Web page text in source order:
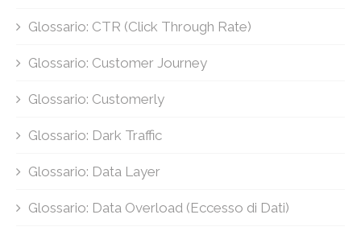
Glossario: CTR (Click Through Rate)
Glossario: Customer Journey
Glossario: Customerly
Glossario: Dark Traffic
Glossario: Data Layer
Glossario: Data Overload (Eccesso di Dati)